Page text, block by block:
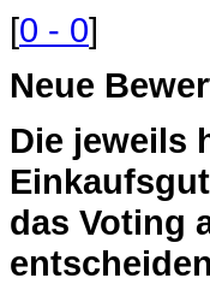
[0 - 0]
Neue
Die jeweils
das Voting